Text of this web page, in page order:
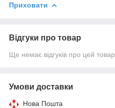
Приховати
Відгуки про товар
Ще немає відгуків про цей товар
Умови доставки
Нова Пошта